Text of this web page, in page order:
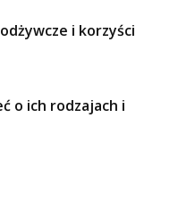
i korzyści
o ich rodzajach i